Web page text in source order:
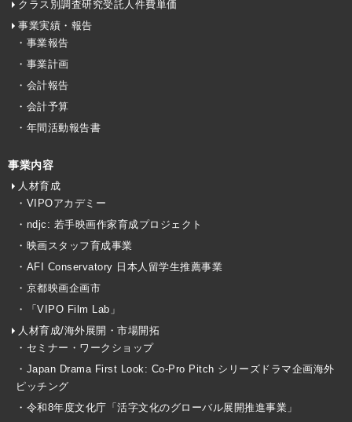
クラス別調査研究受託人件費単価
事業実績・報告
・事業報告
・事業計画
・会計報告
・会計予算
・年間活動報告書
事業内容
人材育成
・VIPOアカデミー
・ndjc: 若手映画作家育成プロジェクト
・映画スタッフ育成事業
・AFI Conservatory 日本人留学生推薦事業
・京都映画企画市
・「VIPO Film Lab」
人材育成/海外展開・市場開拓
・セミナー・ワークショップ
・Japan Drama First Look: Co-Pro Pitch シリーズドラマ企画海外
ピッチング
・令和8年度文化庁「活字文化のグローバル展開推進事業」